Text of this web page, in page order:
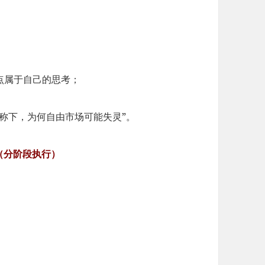
于自己的思考；
，为何自由市场可能失灵”。
阶段执行）